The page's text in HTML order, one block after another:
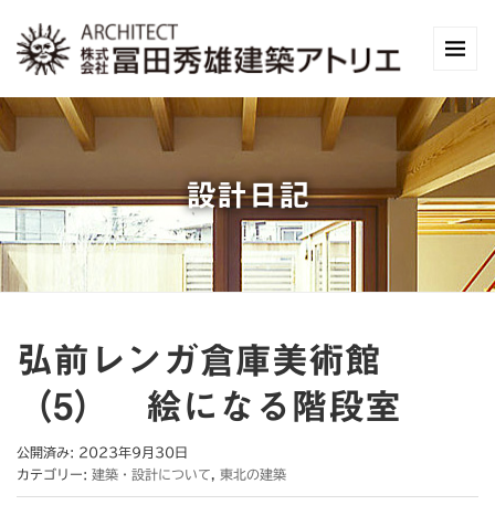
設計日記
弘前レンガ倉庫美術館
（5） 絵になる階段室
公開済み: 2023年9月30日
カテゴリー: 建築・設計について 東北の建築